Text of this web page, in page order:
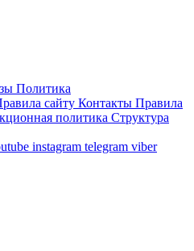
Политика
сайту Контакты Правила
политика Структура
instagram telegram viber